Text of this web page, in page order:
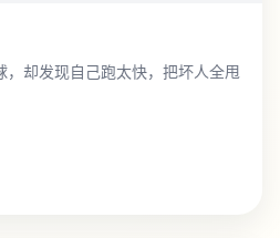
，却发现自己跑太快，把坏人全甩